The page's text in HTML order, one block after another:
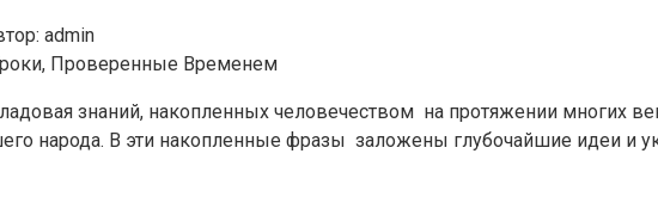
admin
знаний, накопленных человечеством на протяжении многих
народа. В эти накопленные фразы заложены глубочайшие идеи и